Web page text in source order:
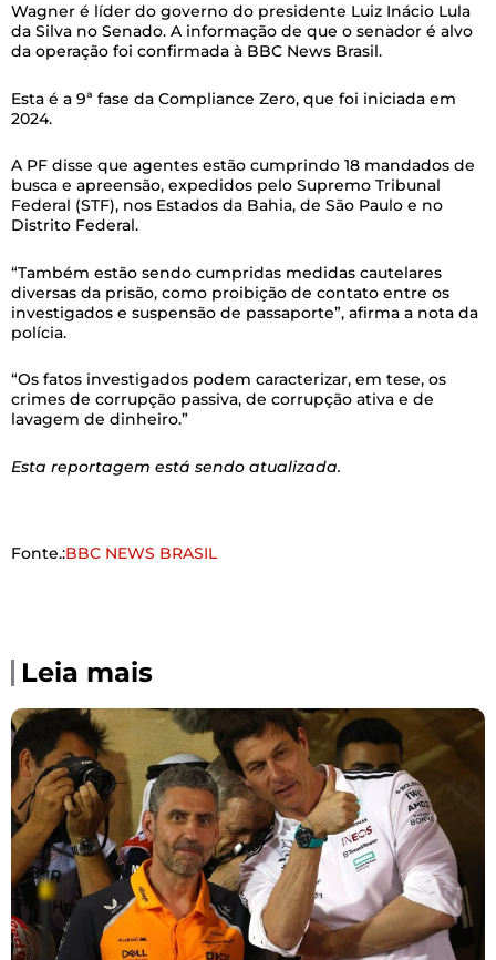
Wagner é líder do governo do presidente Luiz Inácio Lula
da Silva no Senado. A informação de que o senador é alvo
da operação foi confirmada à BBC News Brasil.
Esta é a 9ª fase da Compliance Zero, que foi iniciada em
2024.
A PF disse que agentes estão cumprindo 18 mandados de
busca e apreensão, expedidos pelo Supremo Tribunal
Federal (STF), nos Estados da Bahia, de São Paulo e no
Distrito Federal.
“Também estão sendo cumpridas medidas cautelares
diversas da prisão, como proibição de contato entre os
investigados e suspensão de passaporte”, afirma a nota da
polícia.
“Os fatos investigados podem caracterizar, em tese, os
crimes de corrupção passiva, de corrupção ativa e de
lavagem de dinheiro.”
Esta reportagem está sendo atualizada.
Fonte.:BBC NEWS BRASIL
Leia mais